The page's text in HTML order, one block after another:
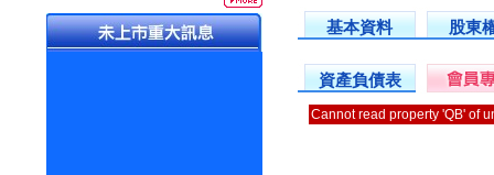
基本資料 股東
資產負債表
Cannot read property 'QB' of